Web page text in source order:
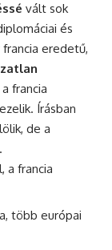
vált sok
és
eredetű,
francia
Írásban
de a
a francia
több európai